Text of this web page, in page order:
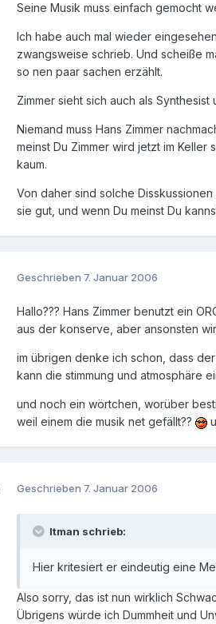
Seine Musik muss einfach gemocht
Ich habe auch mal wieder
zwangsweise schrieb. Und scheiße
so nen paar sachen erzählt.
Zimmer sieht sich auch als
Niemand muss Hans Zimmer
meinst Du Zimmer wird jetzt im
kaum.
Von daher sind solche
sie gut, und wenn Du meinst Du
Geschrieben 7. Januar 2006
Hallo??? Hans Zimmer benutzt ein
aus der konserve, aber ansonsten
im übrigen denke ich schon, dass
kann die stimmung und atmosphäre
und noch ein wörtchen, worüber
weil einem die musik net gefällt??
Geschrieben 7. Januar 2006
Itman schrieb:
Hier kritesiert er eindeutig eine
Also sorry, das ist nun wirklich
Übrigens würde ich Dummheit und